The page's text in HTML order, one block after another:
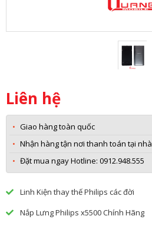
Liên hệ
Giao hàng toàn quốc
Nhận hàng tận nơi thanh toán tại nhà
Đặt mua ngay Hotline: 0912.948.555
Linh Kiện thay thế Philips các đời
Nắp Lưng Philips x5500 Chính Hãng